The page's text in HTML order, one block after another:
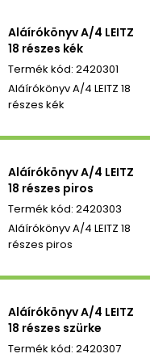
Aláírókönyv A/4 LEITZ
18 részes kék
2420301
Aláírókönyv A/4 LEITZ 18
részes kék
Aláírókönyv A/4 LEITZ
18 részes piros
2420303
Aláírókönyv A/4 LEITZ 18
részes piros
Aláírókönyv A/4 LEITZ
18 részes szürke
2420307